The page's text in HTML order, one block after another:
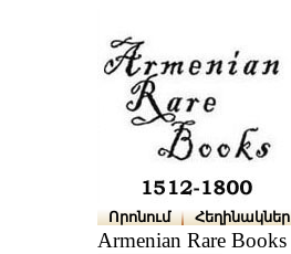
Որոնում Հեղինակներ
Armenian Rare Books